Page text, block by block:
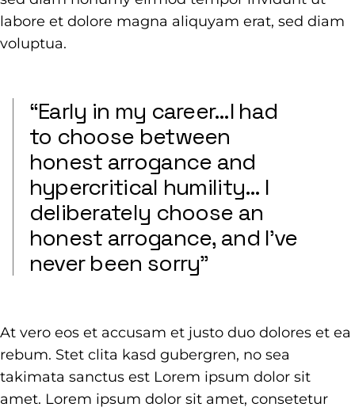
labore et dolore magna aliquyam erat, sed diam
voluptua.
“Early in my career…I had
to choose between
honest arrogance and
hypercritical humility… I
deliberately choose an
honest arrogance, and I’ve
never been sorry”
At vero eos et accusam et justo duo dolores et ea
rebum. Stet clita kasd gubergren, no sea
takimata sanctus est Lorem ipsum dolor sit
amet. Lorem ipsum dolor sit amet, consetetur